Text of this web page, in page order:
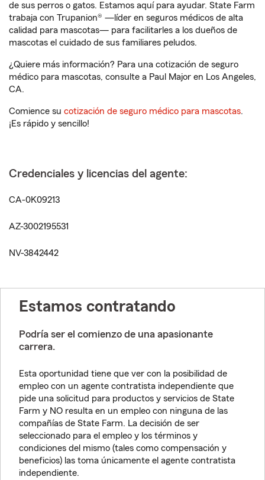
de sus perros o gatos. Estamos aquí para ayudar. State Farm
trabaja con Trupanion® —líder en seguros médicos de alta
calidad para mascotas— para facilitarles a los dueños de
mascotas el cuidado de sus familiares peludos.
¿Quiere más información? Para una cotización de seguro
médico para mascotas, consulte a Paul Major en Los Angeles,
CA.
Comience su cotización de seguro médico para mascotas.
¡Es rápido y sencillo!
Credenciales y licencias del agente:
CA-0K09213
AZ-3002195531
NV-3842442
Estamos contratando
Podría ser el comienzo de una apasionante
carrera.
Esta oportunidad tiene que ver con la posibilidad de
empleo con un agente contratista independiente que
pide una solicitud para productos y servicios de State
Farm y NO resulta en un empleo con ninguna de las
compañías de State Farm. La decisión de ser
seleccionado para el empleo y los términos y
condiciones del mismo (tales como compensación y
beneficios) las toma únicamente el agente contratista
independiente.